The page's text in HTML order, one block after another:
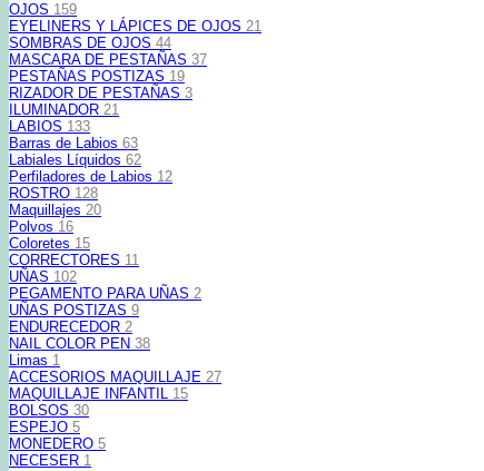
OJOS 159
EYELINERS Y LÁPICES DE OJOS 21
SOMBRAS DE OJOS 44
MASCARA DE PESTAÑAS 37
PESTAÑAS POSTIZAS 19
RIZADOR DE PESTAÑAS 3
ILUMINADOR 21
LABIOS 133
Barras de Labios 63
Labiales Líquidos 62
Perfiladores de Labios 12
ROSTRO 128
Maquillajes 20
Polvos 16
Coloretes 15
CORRECTORES 11
UÑAS 102
PEGAMENTO PARA UÑAS 2
UÑAS POSTIZAS 9
ENDURECEDOR 2
NAIL COLOR PEN 38
Limas 1
ACCESORIOS MAQUILLAJE 27
MAQUILLAJE INFANTIL 15
BOLSOS 30
ESPEJO 5
MONEDERO 5
NECESER 1